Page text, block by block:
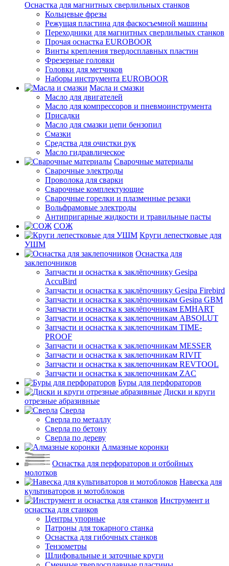
Оснастка для магнитных сверлильных станков
Кольцевые фрезы
Режущая пластина для фаскосъемной машины
Переходники для магнитных сверлильных станков
Прочая оснастка EUROBOOR
Винты крепления твердосплавных пластин
Фрезерные головки
Головки для метчиков
Наборы инструмента EUROBOOR
Масла и смазки
Масло для двигателей
Масло для компрессоров и пневмоинструмента
Присадки
Масло для смазки цепи бензопил
Смазки
Средства для очистки рук
Масло гидравлическое
Сварочные материалы
Сварочные электроды
Проволока для сварки
Сварочные комплектующие
Сварочные горелки и плазменные резаки
Вольфрамовые электроды
Антипригарные жидкости и травильные пасты
СОЖ
Круги лепестковые для
УШМ
Оснастка для
заклепочников
Запчасти и оснастка к заклёпочнику Gesipa
AccuBird
Запчасти и оснастка к заклёпочнику Gesipa Firebird
Запчасти и оснастка к заклёпочникам Gesipa GBM
Запчасти и оснастка к заклёпочникам EMHART
Запчасти и оснастка к заклепочникам ABSOLUT
Запчасти и оснастка к заклепочникам TIME-
PROOF
Запчасти и оснастка к заклепочникам MESSER
Запчасти и оснастка к заклепочникам RIVIT
Запчасти и оснастка к заклепочникам REVTOOL
Запчасти и оснастка к заклепочникам ZAC
Буры для перфораторов
Диски и круги
отрезные абразивные
Сверла
Сверла по металлу
Сверла по бетону
Сверла по дереву
Алмазные коронки
Оснастка для перфораторов и отбойных
молотков
Навеска для
культиваторов и мотоблоков
Инструмент и
оснастка для станков
Центры упорные
Патроны для токарного станка
Оснастка для гибочных станков
Тензометры
Шлифовальные и заточные круги